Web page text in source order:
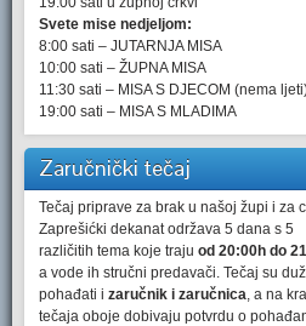
Svete mise nedjeljom:
8:00 sati – JUTARNJA MISA
10:00 sati – ŽUPNA MISA
11:30 sati – MISA S DJECOM (nema
19:00 sati – MISA S MLADIMA
Zaručnički tečaj
Tečaj priprave za brak u našoj župi i za
Zaprešićki dekanat održava 5 dana s 5
različitih tema koje traju od 20:00h do
a vode ih stručni predavači. Tečaj su
pohađati i zaručnik i zaručnica, a na
tečaja oboje dobivaju potvrdu o